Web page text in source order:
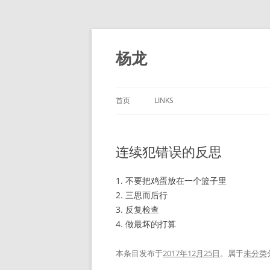
跳
正
文
杨龙
首页 LINKS
连续犯错误的反思
1. 不要把鸡蛋放在一个篮子里
2. 三思而后行
3. 反复检查
4. 做最坏的打算
本条目发布于2017年12月25日。属于未分类